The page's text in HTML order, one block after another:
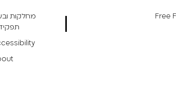
מחלקות
Free